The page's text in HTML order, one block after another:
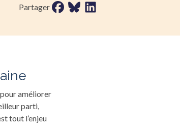
Partager Partager sur facebook
Partager sur bluesky
Partager sur LinkedIn
améliorer
parti,
tout l’enjeu